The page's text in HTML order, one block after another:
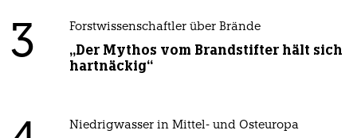
3 Forstwissenschaftler über Brände
„Der Mythos vom Brandstifter hält sich
hartnäckig“
Niedrigwasser in Mittel- und Osteuropa